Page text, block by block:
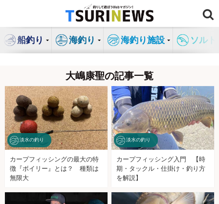
ン
キ
ッ
プ
船釣り 海釣り 海釣り施設 ソル
大嶋康聖の記事一覧
淡水の釣り
カープフィッシングの最大の特
徴『ボイリー』とは？ 種類は
無限大
淡水の釣り
カープフィッシング入門 【時
期・タックル・仕掛け・釣り方
を解説】